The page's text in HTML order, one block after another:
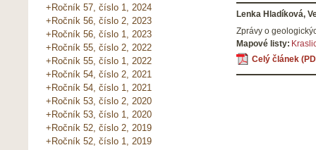
+Ročník 57, číslo 1, 2024
+Ročník 56, číslo 2, 2023
+Ročník 56, číslo 1, 2023
+Ročník 55, číslo 2, 2022
+Ročník 55, číslo 1, 2022
+Ročník 54, číslo 2, 2021
+Ročník 54, číslo 1, 2021
+Ročník 53, číslo 2, 2020
+Ročník 53, číslo 1, 2020
+Ročník 52, číslo 2, 2019
+Ročník 52, číslo 1, 2019
Lenka Hladíková,
Zprávy o
Mapové listy:
Celý článek